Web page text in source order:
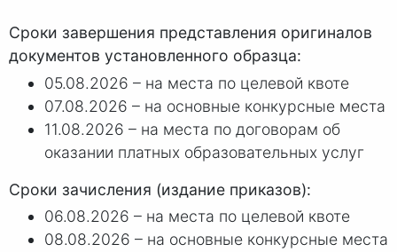
Сроки завершения представления оригиналов
документов установленного образца:
05.08.2026 – на места по целевой квоте
07.08.2026 – на основные конкурсные места
11.08.2026 – на места по договорам об
оказании платных образовательных услуг
Сроки зачисления (издание приказов):
06.08.2026 – на места по целевой квоте
08.08.2026 – на основные конкурсные места